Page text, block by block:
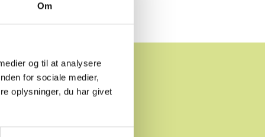
Om
og til at analysere
for sociale medier,
oplysninger, du har givet